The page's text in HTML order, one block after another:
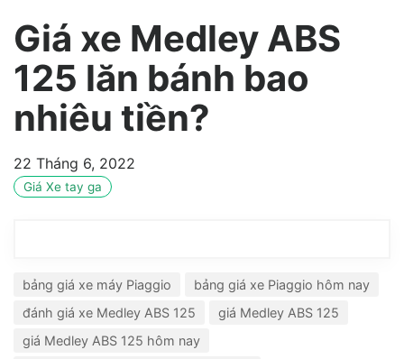
Giá xe Medley ABS
125 lăn bánh bao
nhiêu tiền?
22 Tháng 6, 2022
Giá Xe tay ga
bảng giá xe máy Piaggio
bảng giá xe Piaggio hôm nay
đánh giá xe Medley ABS 125
giá Medley ABS 125
giá Medley ABS 125 hôm nay